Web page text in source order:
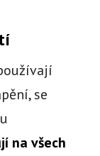
se
na všech